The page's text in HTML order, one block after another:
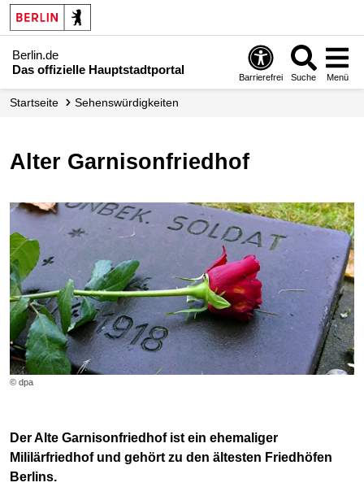
Berlin.de
Das offizielle Hauptstadtportal
Barrierefrei Suche Menü
Startseite Sehenswürdigkeiten
Alter Garnisonfriedhof
© dpa
Der Alte Garnisonfriedhof ist ein ehemaliger
Mililärfriedhof und gehört zu den ältesten Friedhöfen
Berlins.